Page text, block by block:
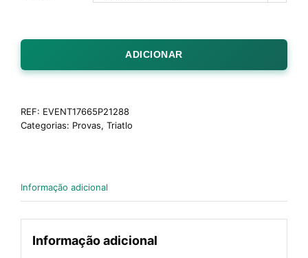
ADICIONAR
REF: EVENT17665P21288
Categorias: Provas, Triatlo
Informação adicional
Informação adicional